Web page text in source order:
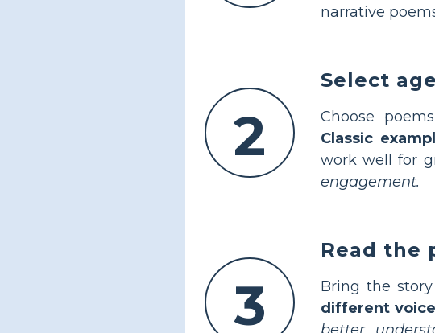
narrative
2
Select
Choose
Classic
work well for
engagement.
3
Read the
Bring the
different